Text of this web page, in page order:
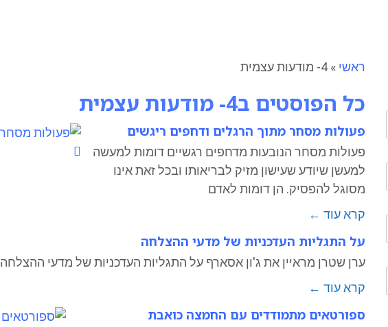
ראשי » 4- מודעות עצמית
כל הפוסטים ב4- מודעות עצמית
פעולות מסחר מתוך הרגלים ודחפים ריגשים
פעולות מסחר הנובעות מדחפים רגשיים דומות למעשה
למעשן שיודע שעישון מזיק לבריאותו ובכל זאת אינו
מסוגל להפסיק. הן דומות לאדם
קרא עוד ←
על התגליות העדכניות של מדעי ההצלחה
ערן שטרן מראיין את ג'ון אסארף על התגליות העדכניות של מדעי ההצלחה
קרא עוד ←
ספורטאים מתמודדים עם החמצה כואבת